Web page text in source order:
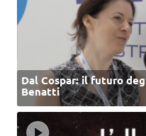
Dal Cospar: il futuro
Benatti